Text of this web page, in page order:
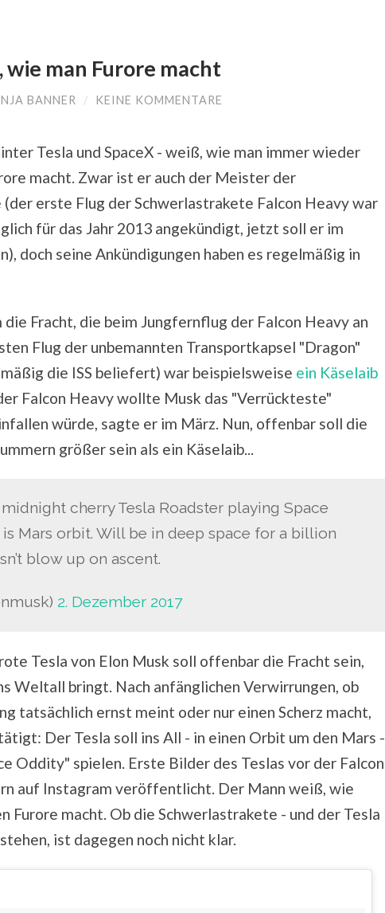
wie man Furore macht
BANNER / KEINE KOMMENTARE
Tesla und SpaceX - weiß, wie man immer wieder
macht. Zwar ist er auch der Meister der
erste Flug der Schwerlastrakete Falcon Heavy war
für das Jahr 2013 angekündigt, jetzt soll er im
doch seine Ankündigungen haben es regelmäßig in
Fracht, die beim Jungfernflug der Falcon Heavy an
Flug der unbemannten Transportkapsel "Dragon"
die ISS beliefert) war beispielsweise ein Käselaib
Falcon Heavy wollte Musk das "Verrückteste"
würde, sagte er im März. Nun, offenbar soll die
größer sein als ein Käselaib...
cherry Tesla Roadster playing Space
Mars orbit. Will be in deep space for a billion
blow up on ascent.
2. Dezember 2017
Tesla von Elon Musk soll offenbar die Fracht sein,
Weltall bringt. Nach anfänglichen Verwirrungen, ob
tatsächlich ernst meint oder nur einen Scherz macht,
Der Tesla soll ins All - in einen Orbit um den Mars -
Oddity" spielen. Erste Bilder des Teslas vor der Falcon
auf Instagram veröffentlicht. Der Mann weiß, wie
Furore macht. Ob die Schwerlastrakete - und der Tesla
ist dagegen noch nicht klar.